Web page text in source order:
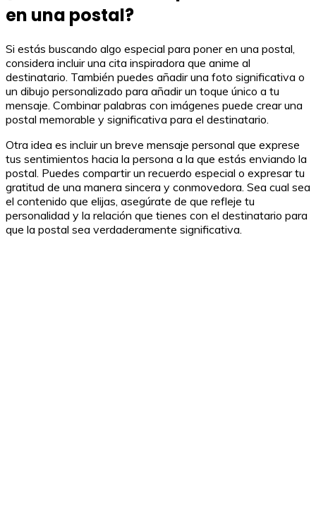
en una postal?
Si estás buscando algo especial para poner en una postal,
considera incluir una cita inspiradora que anime al
destinatario. También puedes añadir una foto significativa o
un dibujo personalizado para añadir un toque único a tu
mensaje. Combinar palabras con imágenes puede crear una
postal memorable y significativa para el destinatario.
Otra idea es incluir un breve mensaje personal que exprese
tus sentimientos hacia la persona a la que estás enviando la
postal. Puedes compartir un recuerdo especial o expresar tu
gratitud de una manera sincera y conmovedora. Sea cual sea
el contenido que elijas, asegúrate de que refleje tu
personalidad y la relación que tienes con el destinatario para
que la postal sea verdaderamente significativa.